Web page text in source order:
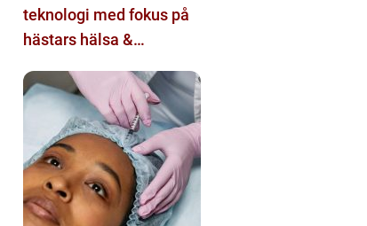
teknologi med fokus på
hästars hälsa &